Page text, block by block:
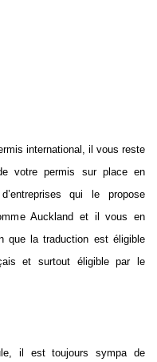
international, il vous reste
votre permis sur place en
qui le propose
Auckland et il vous en
que la traduction est éligible
et surtout éligible par le
il est toujours sympa de